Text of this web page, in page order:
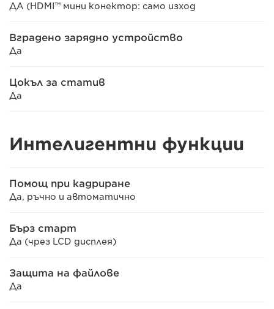
ДА (HDMI™ мини конектор: само изход
Вградено зарядно устройство
Да
Цокъл за статив
Да
Интелигентни функции
Помощ при кадриране
Да, ръчно и автоматично
Бърз старт
Да (чрез LCD дисплея)
Защита на файлове
Да